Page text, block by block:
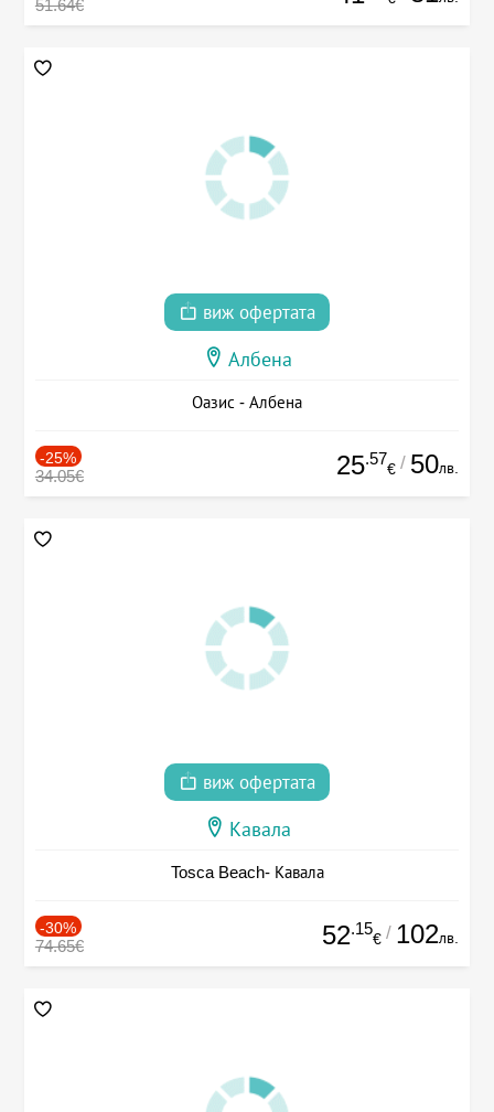
51.64€
виж офертата
Албена
Оазис - Албена
-25%
34.05€ 25.57
€ / 50лв.
виж офертата
Кавала
Tosca Beach- Кавала
-30%
74.65€ 52.15
€ / 102лв.